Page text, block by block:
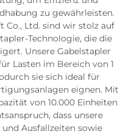
zu gewährleisten.
Co., Ltd. sind wir stolz auf
Technologie, die die
Unsere Gabelstapler
Lasten im Bereich von 1
sie sich ideal für
eignen. Mit
von 10.000 Einheiten
dass unsere
Ausfallzeiten sowie